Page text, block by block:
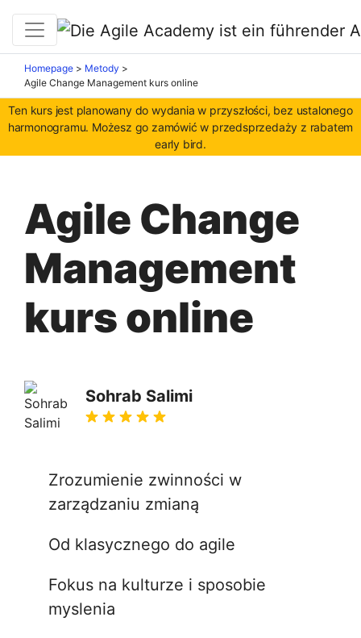
Homepage > Metody >
Agile Change Management kurs online
Ten kurs jest planowany do wydania w przyszłości, bez ustalonego
harmonogramu. Możesz go zamówić w przedsprzedaży z rabatem
early bird.
Agile Change
Management
kurs online
Sohrab Salimi
Zrozumienie zwinności w
zarządzaniu zmianą
Od klasycznego do agile
Fokus na kulturze i sposobie
myslenia